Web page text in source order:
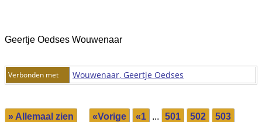
Geertje Oedses Wouwenaar
Verbonden met Wouwenaar, Geertje Oedses
» Allemaal zien «Vorige «1 ... 501 502 503